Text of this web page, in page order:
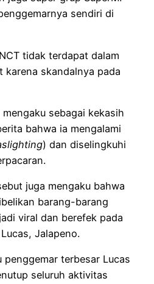
sendiri di
tidak terdapat dalam
karena skandalnya pada
sebagai kekasih
bahwa ia mengalami
) dan diselingkuhi
juga mengaku bahwa
barang-barang
viral dan berefek pada
Jalapeno.
terbesar Lucas
seluruh aktivitas